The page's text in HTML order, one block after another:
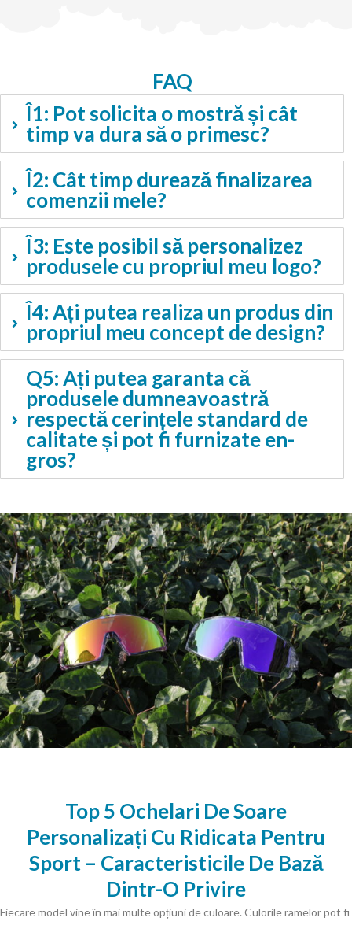
FAQ
Î1: Pot solicita o mostră și cât
timp va dura să o primesc?
Î2: Cât timp durează finalizarea
comenzii mele?
Î3: Este posibil să personalizez
produsele cu propriul meu logo?
Î4: Ați putea realiza un produs din
propriul meu concept de design?
Q5: Ați putea garanta că
produsele dumneavoastră
respectă cerințele standard de
calitate și pot fi furnizate en-
gros?
Top 5 Ochelari De Soare
Personalizați Cu Ridicata Pentru
Sport – Caracteristicile De Bază
Dintr-O Privire
Fiecare model vine în mai multe opțiuni de culoare. Culorile ramelor pot fi